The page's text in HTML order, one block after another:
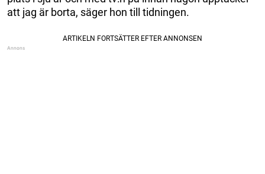
att jag är borta, säger hon till tidningen.